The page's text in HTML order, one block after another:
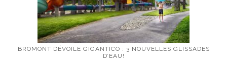
BROMONT DÉVOILE GIGANTICO : 3 NOUVELLES GLISSADES
D’EAU!